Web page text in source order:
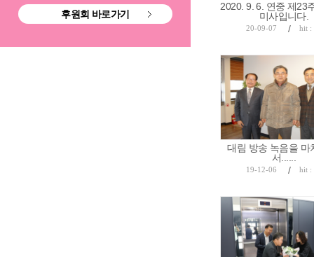
후원회 바로가기
2020. 9. 6. 연중 제23
미사입니다.
20-09-07 / hit :
대림 방송 녹음을 마
서......
19-12-06 / hit :